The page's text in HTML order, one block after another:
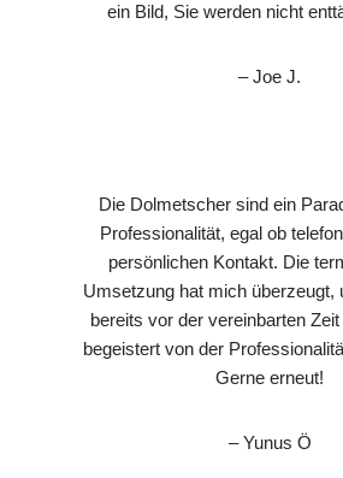
ein Bild, Sie werden nicht
– Joe J.
Die Dolmetscher sind ein
Professionalität, egal ob
persönlichen Kontakt. Die
Umsetzung hat mich überzeugt,
bereits vor der vereinbarten
begeistert von der
Gerne erneut!
– Yunus Ö